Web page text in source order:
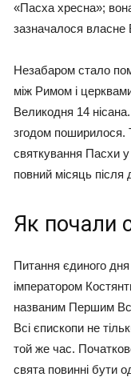
«Пасха хресна»;
зазначалося власне
Незабаром стало
між Римом і
Великодня 14
згодом поширилося.
святкування Пасхи
повний місяць після
Як почали
Питання єдиного дня
імператором
названим Першим
Всі єпископи не
той же час.
свята повинні бути